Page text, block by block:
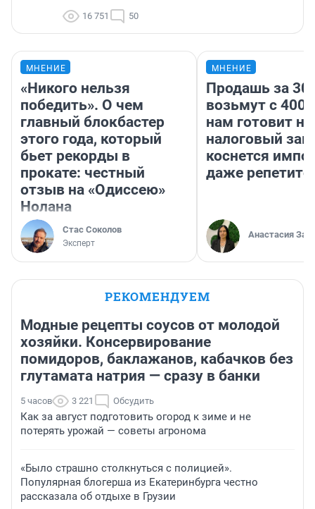
16 751 50
МНЕНИЕ
«Никого нельзя
победить». О чем
главный блокбастер
этого года, который
бьет рекорды в
прокате: честный
отзыв на «Одиссею»
Нолана
Стас Соколов
Эксперт
МНЕНИЕ
Продашь за
возьмут с
нам готовит
налоговый
коснется
даже
Анастасия
РЕКОМЕНДУЕМ
Модные рецепты соусов от молодой
хозяйки. Консервирование
помидоров, баклажанов, кабачков без
глутамата натрия — сразу в банки
5 часов 3 221 Обсудить
Как за август подготовить огород к зиме и не
потерять урожай — советы агронома
«Было страшно столкнуться с полицией».
Популярная блогерша из Екатеринбурга честно
рассказала об отдыхе в Грузии